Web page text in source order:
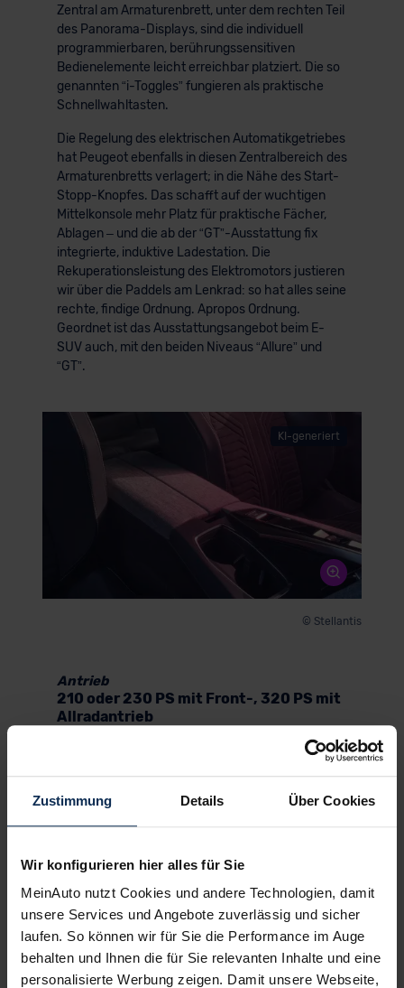
Zustimmung Details Über Cookies
Wir konfigurieren hier alles für Sie
MeinAuto nutzt Cookies und andere Technologien, damit
unsere Services und Angebote zuverlässig und sicher
laufen. So können wir für Sie die Performance im Auge
behalten und Ihnen die für Sie relevanten Inhalte und eine
personalisierte Werbung zeigen. Damit unsere Webseite,
Zentral am Armaturenbrett, unter dem rechten Teil
des Panorama-Displays, sind die individuell
programmierbaren, berührungssensitiven
Bedienelemente leicht erreichbar platziert. Die so
genannten “i-Toggles” fungieren als praktische
Schnellwahltasten.
Die Regelung des elektrischen Automatikgetriebes
hat Peugeot ebenfalls in diesen Zentralbereich des
Armaturenbretts verlagert; in die Nähe des Start-
Stopp-Knopfes. Das schafft auf der wuchtigen
Mittelkonsole mehr Platz für praktische Fächer,
Ablagen – und die ab der “GT”-Ausstattung fix
integrierte, induktive Ladestation. Die
Rekuperationsleistung des Elektromotors justieren
wir über die Paddels am Lenkrad: so hat alles seine
rechte, findige Ordnung. Apropos Ordnung.
Geordnet ist das Ausstattungsangebot beim E-
SUV auch, mit den beiden Niveaus “Allure” und
“GT”.
KI-generiert
© Stellantis
Antrieb
210 oder 230 PS mit Front-, 320 PS mit
Allradantrieb
Zu einem E-SUV gehören zwangsläufig natürlich
zum Teil sehr wohl eine Ausnahme: insbesondere
in Bezug auf ihre Reichweite. Doch der Reihe
technische Basis. Der Peugeot ist das erste
Stellantis-Konzerns nutzt. Eine ihrer
Besonderheiten: Keine andere Plattform kann
bisher so viel Kapazität in einen derart kurzen
Radstand packen.